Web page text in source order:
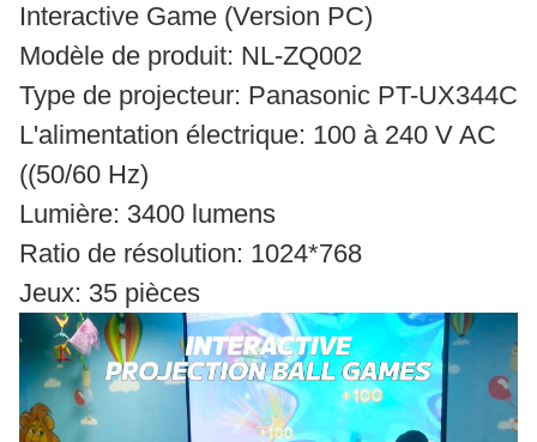
Interactive Game (Version PC)
Modèle de produit: NL-ZQ002
Type de projecteur: Panasonic PT-UX344C
L'alimentation électrique: 100 à 240 V AC
((50/60 Hz)
Lumière: 3400 lumens
Ratio de résolution: 1024*768
Jeux: 35 pièces